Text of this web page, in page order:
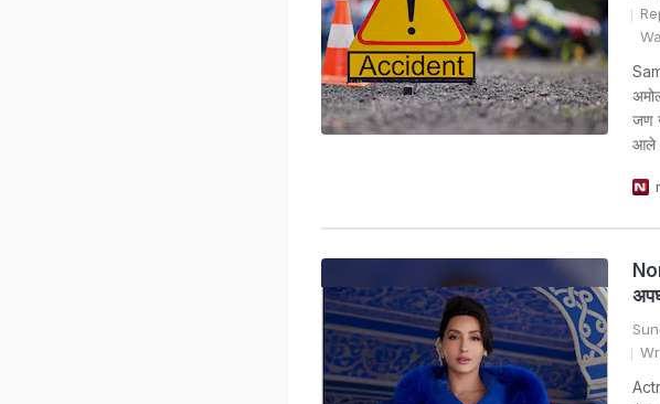
जण
आले